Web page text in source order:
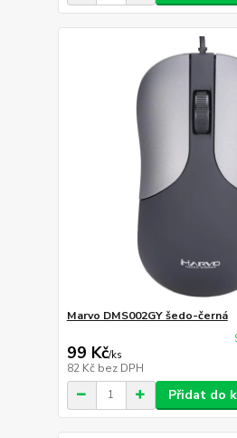
Marvo DMS002GY šedo-černá
99 Kč/ks
82 Kč bez DPH
Přidat do